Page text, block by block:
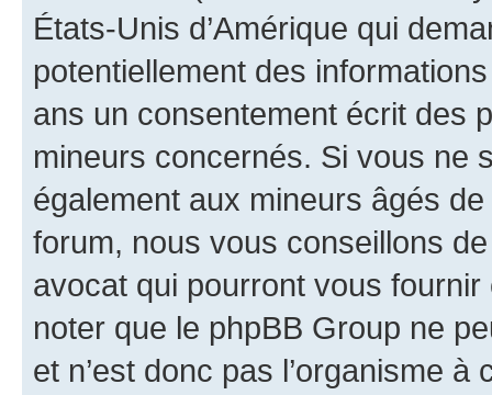
États-Unis d’Amérique qui
potentiellement des
ans un consentement écrit des
mineurs concernés. Si vous ne
également aux mineurs âgés
forum, nous vous conseillons
avocat qui pourront vous
noter que le phpBB Group ne
et n’est donc pas l’organisme